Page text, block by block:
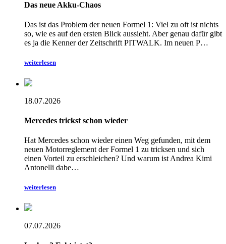
Das neue Akku-Chaos
Das ist das Problem der neuen Formel 1: Viel zu oft ist nichts
so, wie es auf den ersten Blick aussieht. Aber genau dafür gibt
es ja die Kenner der Zeitschrift PITWALK. Im neuen P…
weiterlesen
18.07.2026
Mercedes trickst schon wieder
Hat Mercedes schon wieder einen Weg gefunden, mit dem
neuen Motorreglement der Formel 1 zu tricksen und sich
einen Vorteil zu erschleichen? Und warum ist Andrea Kimi
Antonelli dabe…
weiterlesen
07.07.2026